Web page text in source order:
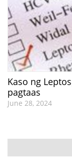
Kaso ng
pagtaas
June 28, 2024